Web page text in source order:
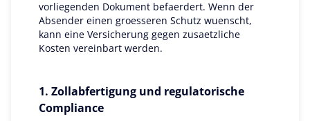
vorliegenden Dokument befaerdert. Wenn der
Absender einen groesseren Schutz wuenscht,
kann eine Versicherung gegen zusaetzliche
Kosten vereinbart werden.
1. Zollabfertigung und regulatorische
Compliance